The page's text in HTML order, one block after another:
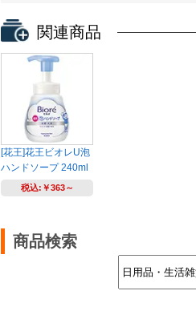
関連商品
[花王]花王ビオレU泡
ハンドソープ 240ml
税込: ￥363～
商品検索